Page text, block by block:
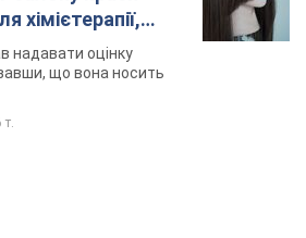
хімієтерапії,
Фото
надавати оцінку
що вона носить
т.